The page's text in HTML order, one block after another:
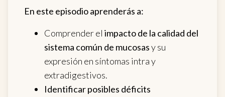
En este episodio aprenderás a:
Comprender el impacto de la calidad del
sistema común de mucosasy su
expresión en síntomas intra y
extradigestivos.
Identificar posibles déficits